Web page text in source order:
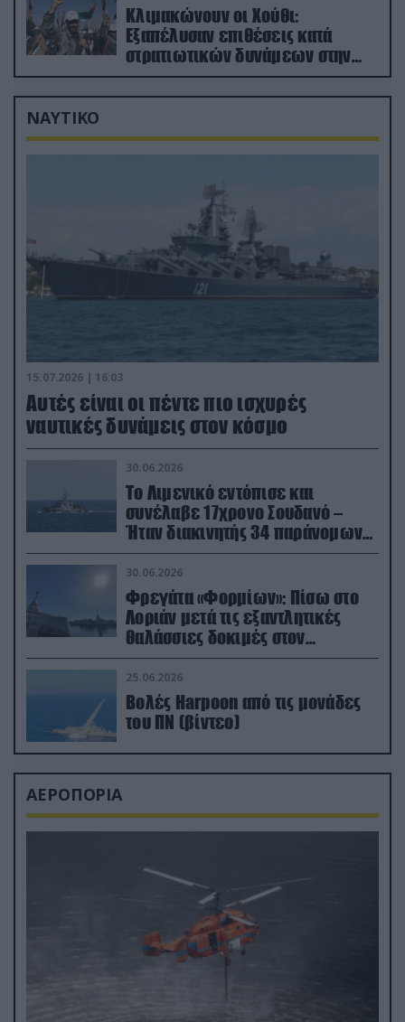
Κλιμακώνουν οι Χούθι:
Eξαπέλυσαν επιθέσεις κατά
στρατιωτικών δυνάμεων στην
Υεμένη – Πλήγματα & στη
Σαουδική Αραβία!
ΝΑΥΤΙΚΟ
15.07.2026 | 16:03
Aυτές είναι οι πέντε πιο ισχυρές
ναυτικές δυνάμεις στον κόσμο
30.06.2026
Το Λιμενικό εντόπισε και
συνέλαβε 17χρονο Σουδανό –
Ήταν διακινητής 34 παράνομων
μεταναστών
30.06.2026
Φρεγάτα «Φορμίων»: Πίσω στο
Λοριάν μετά τις εξαντλητικές
θαλάσσιες δοκιμές στον
απαιτητικό Βισκαϊκό
25.06.2026
Βολές Harpoon από τις μονάδες
του ΠΝ (βίντεο)
ΑΕΡΟΠΟΡΙΑ